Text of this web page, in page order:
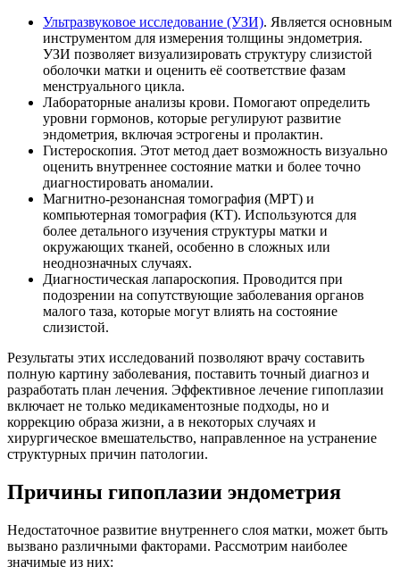
Ультразвуковое исследование (УЗИ). Является основным
инструментом для измерения толщины эндометрия.
УЗИ позволяет визуализировать структуру слизистой
оболочки матки и оценить её соответствие фазам
менструального цикла.
Лабораторные анализы крови. Помогают определить
уровни гормонов, которые регулируют развитие
эндометрия, включая эстрогены и пролактин.
Гистероскопия. Этот метод дает возможность визуально
оценить внутреннее состояние матки и более точно
диагностировать аномалии.
Магнитно-резонансная томография (МРТ) и
компьютерная томография (КТ). Используются для
более детального изучения структуры матки и
окружающих тканей, особенно в сложных или
неоднозначных случаях.
Диагностическая лапароскопия. Проводится при
подозрении на сопутствующие заболевания органов
малого таза, которые могут влиять на состояние
слизистой.
Результаты этих исследований позволяют врачу составить
полную картину заболевания, поставить точный диагноз и
разработать план лечения. Эффективное лечение гипоплазии
включает не только медикаментозные подходы, но и
коррекцию образа жизни, а в некоторых случаях и
хирургическое вмешательство, направленное на устранение
структурных причин патологии.
Причины гипоплазии эндометрия
Недостаточное развитие внутреннего слоя матки, может быть
вызвано различными факторами. Рассмотрим наиболее
значимые из них: